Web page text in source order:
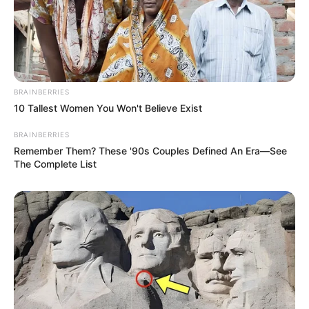
BRAINBERRIES
10 Tallest Women You Won't Believe Exist
BRAINBERRIES
Remember Them? These '90s Couples Defined An Era—See
The Complete List